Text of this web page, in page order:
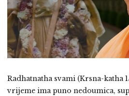
Radhatnatha svami (Krsna-katha
vrijeme ima puno nedoumica,